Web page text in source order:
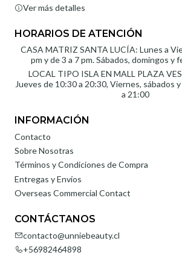
Ver más detalles
HORARIOS DE ATENCIÓN
CASA MATRIZ SANTA LUCÍA: Lunes a
pm y de 3 a 7 pm. Sábados, domingos y
LOCAL TIPO ISLA EN MALL PLAZA
Jueves de 10:30 a 20:30, Viernes, sábados
a 21:00
INFORMACIÓN
Contacto
Sobre Nosotras
Términos y Condiciones de Compra
Entregas y Envíos
Overseas Commercial Contact
CONTÁCTANOS
contacto@unniebeauty.cl
+56982464898